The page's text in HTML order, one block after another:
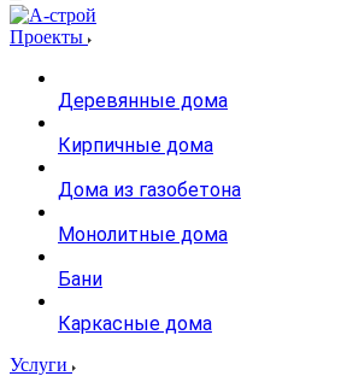
Проекты
Деревянные дома
Кирпичные дома
Дома из газобетона
Монолитные дома
Бани
Каркасные дома
Услуги